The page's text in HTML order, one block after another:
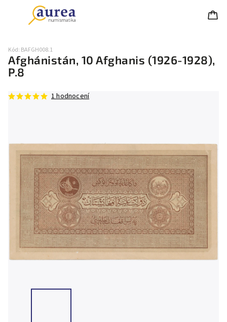
Afghánistán, 10 Afghanis (1926-1928),
P.8
Kód: BAFGH008.1
1 hodnocení